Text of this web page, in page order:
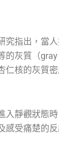
究指出，當
的灰質（
仁核的灰質
入靜觀狀態
感受痛楚的反